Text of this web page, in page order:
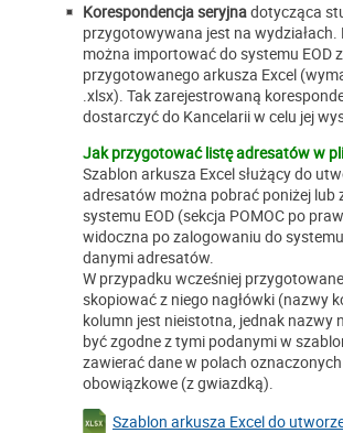
Korespondencja seryjnadotycząca
przygotowywana jest na
można importować do systemu EOD
przygotowanego arkusza Excel
.xlsx). Tak zarejestrowaną
dostarczyć do Kancelarii w celu jej
Jak przygotować listę adresatów w
Szablon arkusza Excel służący do
adresatów można pobrać poniżej lub
systemu EOD (sekcja POMOC po
widoczna po zalogowaniu do
danymi adresatów.
W przypadku wcześniej
skopiować z niego nagłówki (nazwy
kolumn jest nieistotna, jednak nazwy
być zgodne z tymi podanymi w
zawierać dane w polach
obowiązkowe (z gwiazdką).
Szablon arkusza Excel do